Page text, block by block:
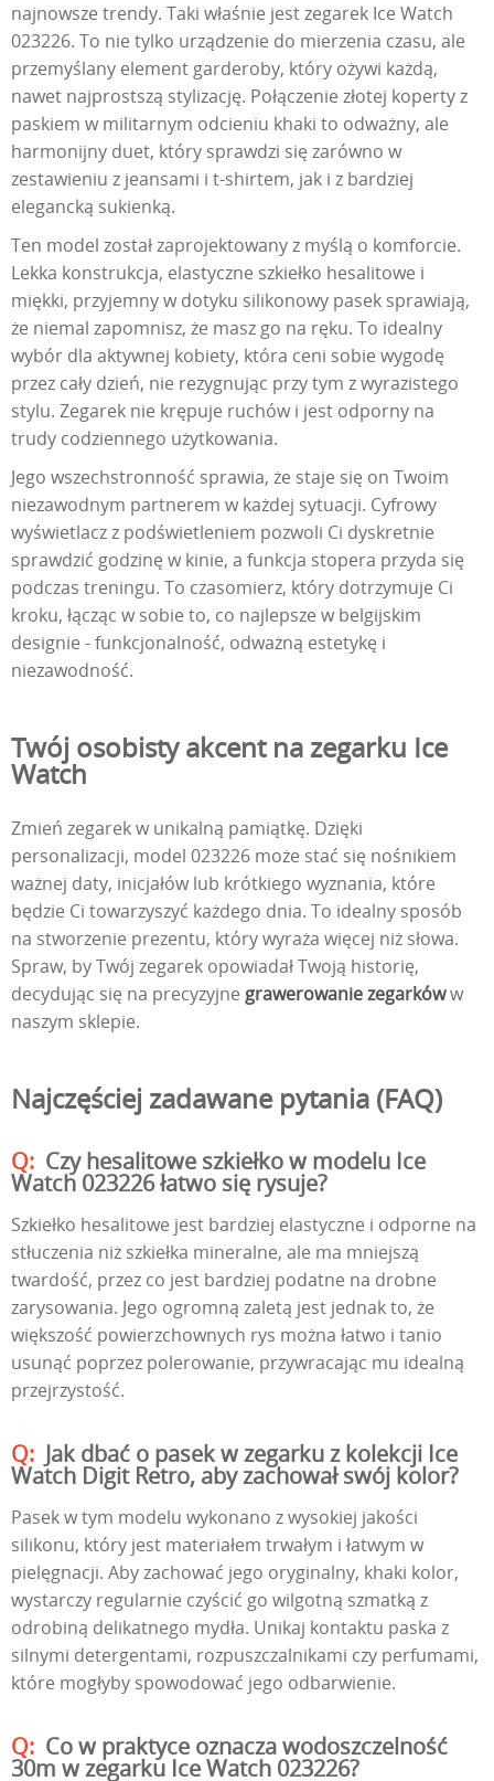
najnowsze trendy. Taki właśnie jest zegarek Ice Watch
023226. To nie tylko urządzenie do mierzenia czasu, ale
przemyślany element garderoby, który ożywi każdą,
nawet najprostszą stylizację. Połączenie złotej koperty z
paskiem w militarnym odcieniu khaki to odważny, ale
harmonijny duet, który sprawdzi się zarówno w
zestawieniu z jeansami i t-shirtem, jak i z bardziej
elegancką sukienką.
Ten model został zaprojektowany z myślą o komforcie.
Lekka konstrukcja, elastyczne szkiełko hesalitowe i
miękki, przyjemny w dotyku silikonowy pasek sprawiają,
że niemal zapomnisz, że masz go na ręku. To idealny
wybór dla aktywnej kobiety, która ceni sobie wygodę
przez cały dzień, nie rezygnując przy tym z wyrazistego
stylu. Zegarek nie krępuje ruchów i jest odporny na
trudy codziennego użytkowania.
Jego wszechstronność sprawia, że staje się on Twoim
niezawodnym partnerem w każdej sytuacji. Cyfrowy
wyświetlacz z podświetleniem pozwoli Ci dyskretnie
sprawdzić godzinę w kinie, a funkcja stopera przyda się
podczas treningu. To czasomierz, który dotrzymuje Ci
kroku, łącząc w sobie to, co najlepsze w belgijskim
designie - funkcjonalność, odważną estetykę i
niezawodność.
Twój osobisty akcent na zegarku Ice
Watch
Zmień zegarek w unikalną pamiątkę. Dzięki
personalizacji, model 023226 może stać się nośnikiem
ważnej daty, inicjałów lub krótkiego wyznania, które
będzie Ci towarzyszyć każdego dnia. To idealny sposób
na stworzenie prezentu, który wyraża więcej niż słowa.
Spraw, by Twój zegarek opowiadał Twoją historię,
decydując się na precyzyjne grawerowanie zegarkóww
naszym sklepie.
Najczęściej zadawane pytania (FAQ)
Czy hesalitowe szkiełko w modelu Ice
Watch 023226 łatwo się rysuje?
Szkiełko hesalitowe jest bardziej elastyczne i odporne na
stłuczenia niż szkiełka mineralne, ale ma mniejszą
twardość, przez co jest bardziej podatne na drobne
zarysowania. Jego ogromną zaletą jest jednak to, że
większość powierzchownych rys można łatwo i tanio
usunąć poprzez polerowanie, przywracając mu idealną
przejrzystość.
Jak dbać o pasek w zegarku z kolekcji Ice
Watch Digit Retro, aby zachował swój kolor?
Pasek w tym modelu wykonano z wysokiej jakości
silikonu, który jest materiałem trwałym i łatwym w
pielęgnacji. Aby zachować jego oryginalny, khaki kolor,
wystarczy regularnie czyścić go wilgotną szmatką z
odrobiną delikatnego mydła. Unikaj kontaktu paska z
silnymi detergentami, rozpuszczalnikami czy perfumami,
które mogłyby spowodować jego odbarwienie.
Co w praktyce oznacza wodoszczelność
30m w zegarku Ice Watch 023226?